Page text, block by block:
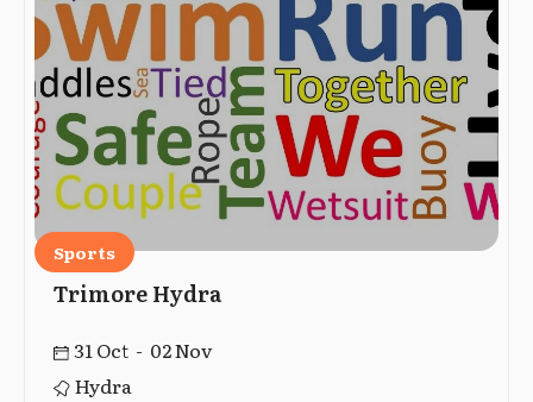
Sports
Trimore Hydra
31 Oct - 02 Nov
Hydra